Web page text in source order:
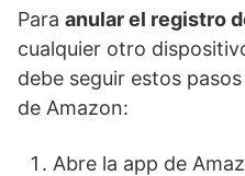
Para anular el registro
cualquier otro
debe seguir estos
de Amazon:
Abre la app de